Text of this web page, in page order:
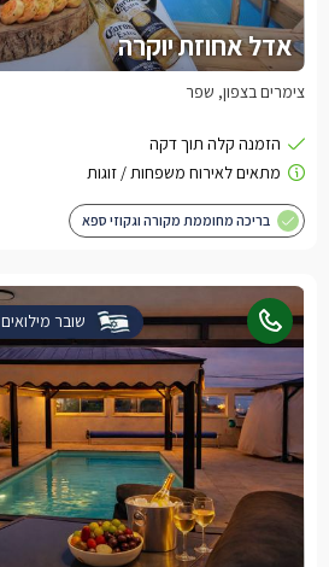
אדל אחוזת יוקרה
צימרים בצפון, שפר
בריכה מחוממת מקורה וגקוזי ספא
שובר מילואים